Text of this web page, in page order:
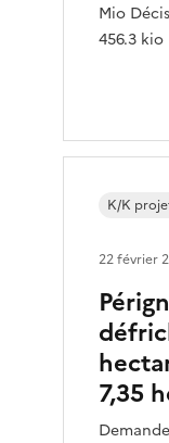
Mio
456.3 kio
7,35
K/K
22 février